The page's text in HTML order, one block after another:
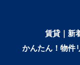
賃貸｜新
かんたん！物件